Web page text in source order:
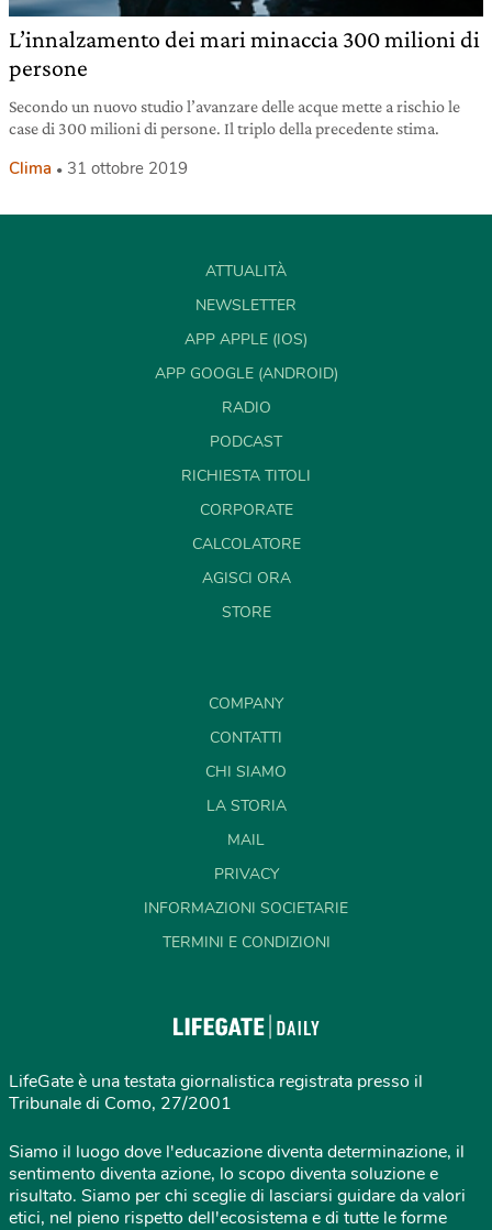
L’innalzamento dei mari minaccia 300 milioni di
persone
Secondo un nuovo studio l’avanzare delle acque mette a rischio le
case di 300 milioni di persone. Il triplo della precedente stima.
Clima 31 ottobre 2019
ATTUALITÀ
NEWSLETTER
APP APPLE (IOS)
APP GOOGLE (ANDROID)
RADIO
PODCAST
RICHIESTA TITOLI
CORPORATE
CALCOLATORE
AGISCI ORA
STORE
COMPANY
CONTATTI
CHI SIAMO
LA STORIA
MAIL
PRIVACY
INFORMAZIONI SOCIETARIE
TERMINI E CONDIZIONI
LifeGate è una testata giornalistica registrata presso il
Tribunale di Como, 27/2001
Siamo il luogo dove l'educazione diventa determinazione, il
sentimento diventa azione, lo scopo diventa soluzione e
risultato. Siamo per chi sceglie di lasciarsi guidare da valori
etici, nel pieno rispetto dell'ecosistema e di tutte le forme